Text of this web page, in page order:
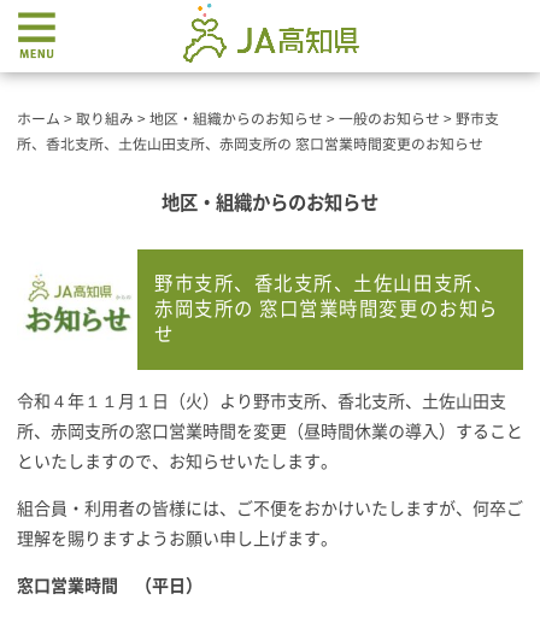
ホーム > 取り組み > 地区・組織からのお知らせ > 一般のお知らせ > 野市支
所、香北支所、土佐山田支所、赤岡支所の 窓口営業時間変更のお知らせ
地区・組織からのお知らせ
野市支所、香北支所、土佐山田支所、
赤岡支所の 窓口営業時間変更のお知ら
せ
令和４年１１月１日（火）より野市支所、香北支所、土佐山田支
所、赤岡支所の窓口営業時間を変更（昼時間休業の導入）すること
といたしますので、お知らせいたします。
組合員・利用者の皆様には、ご不便をおかけいたしますが、何卒ご
理解を賜りますようお願い申し上げます。
窓口営業時間 （平日）